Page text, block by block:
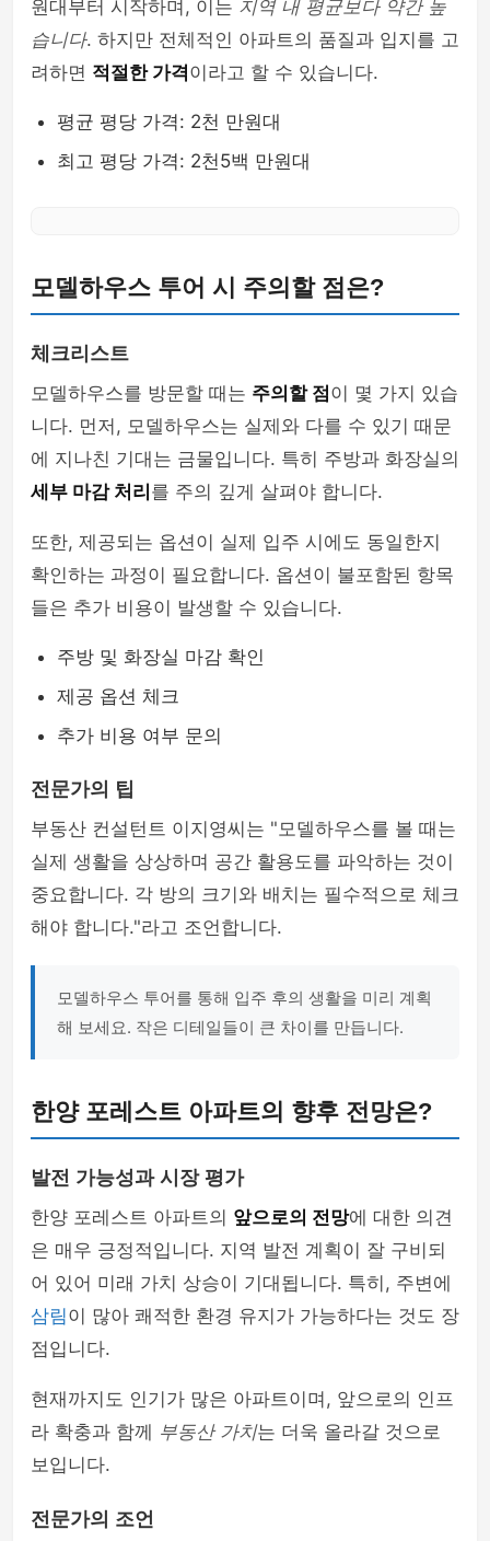
원대부터 시작하며, 이는 지역 내 평균보다 약간 높
습니다. 하지만 전체적인 아파트의 품질과 입지를 고
려하면 적절한 가격이라고 할 수 있습니다.
평균 평당 가격: 2천 만원대
최고 평당 가격: 2천5백 만원대
모델하우스 투어 시 주의할 점은?
체크리스트
모델하우스를 방문할 때는 주의할 점이 몇 가지 있습
니다. 먼저, 모델하우스는 실제와 다를 수 있기 때문
에 지나친 기대는 금물입니다. 특히 주방과 화장실의
세부 마감 처리 를 주의 깊게 살펴야 합니다.
또한, 제공되는 옵션이 실제 입주 시에도 동일한지
확인하는 과정이 필요합니다. 옵션이 불포함된 항목
들은 추가 비용이 발생할 수 있습니다.
주방 및 화장실 마감 확인
제공 옵션 체크
추가 비용 여부 문의
전문가의 팁
부동산 컨설턴트 이지영씨는 "모델하우스를 볼 때는
실제 생활을 상상하며 공간 활용도를 파악하는 것이
중요합니다. 각 방의 크기와 배치는 필수적으로 체크
해야 합니다."라고 조언합니다.
모델하우스 투어를 통해 입주 후의 생활을 미리 계획
해 보세요. 작은 디테일들이 큰 차이를 만듭니다.
한양 포레스트 아파트의 향후 전망은?
발전 가능성과 시장 평가
한양 포레스트 아파트의 앞으로의 전망에 대한 의견
은 매우 긍정적입니다. 지역 발전 계획이 잘 구비되
어 있어 미래 가치 상승이 기대됩니다. 특히, 주변에
삼림이 많아 쾌적한 환경 유지가 가능하다는 것도 장
점입니다.
현재까지도 인기가 많은 아파트이며, 앞으로의 인프
라 확충과 함께 부동산 가치는 더욱 올라갈 것으로
보입니다.
전문가의 조언